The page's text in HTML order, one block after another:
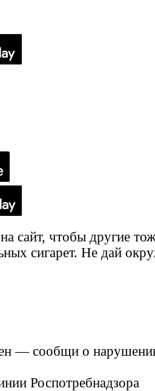
сайт, чтобы другие
сигарет. Не дай
— сообщи о
Роспотребнадзора